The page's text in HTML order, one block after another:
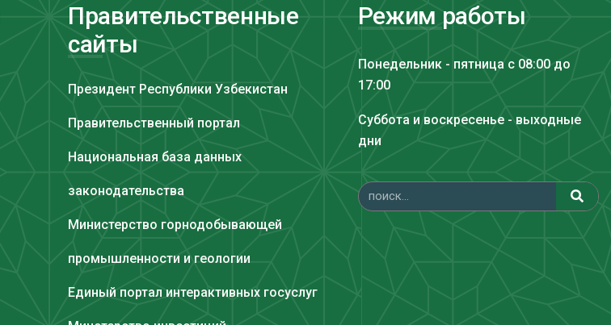
Правительственные
сайты
Президент Республики Узбекистан
Правительственный портал
Национальная база данных
законодательства
Министерство горнодобывающей
промышленности и геологии
Единый портал интерактивных госуслуг
Режим работы
Понедельник - пятница с 08:00 до
17:00
Суббота и воскресенье - выходные
дни